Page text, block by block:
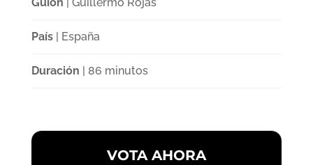
Guión | Guillermo Rojas
País| España
Duración | 86 minutos
VOTA AHORA